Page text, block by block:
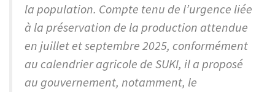
la population. Compte tenu de l’urgence liée
à la préservation de la production attendue
en juillet et septembre 2025, conformément
au calendrier agricole de SUKI, il a proposé
au gouvernement, notamment, le